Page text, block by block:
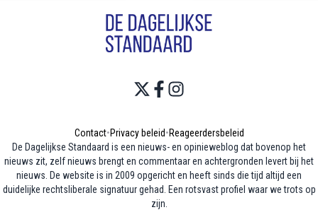
Contact•Privacy beleid•Reageerdersbeleid
De Dagelijkse Standaard is een nieuws- en opinieweblog dat bovenop het
nieuws zit, zelf nieuws brengt en commentaar en achtergronden levert bij het
nieuws. De website is in 2009 opgericht en heeft sinds die tijd altijd een
duidelijke rechtsliberale signatuur gehad. Een rotsvast profiel waar we trots op
zijn.